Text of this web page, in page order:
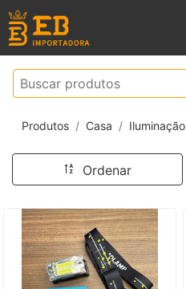
Produtos Casa Iluminação
Ordenar